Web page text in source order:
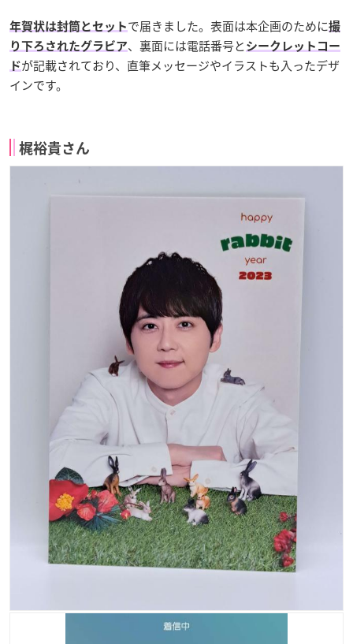
年賀状は封筒とセット で届きました。表面は本企画のために撮
り下ろされたグラビア、裏面には電話番号と シークレットコー
ドが記載されており、直筆メッセージやイラストも入ったデザ
インです。
梶裕貴さん